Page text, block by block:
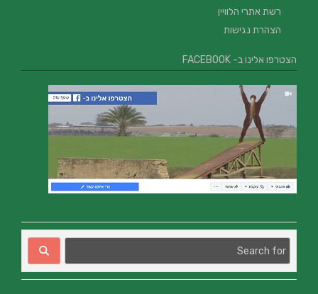
רשת אתרי הלוויין
הצהרת נגישות
הצטרפו אלינו ב- FACEBOOK